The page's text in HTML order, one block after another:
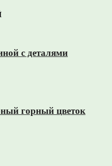
с деталями
горный цветок